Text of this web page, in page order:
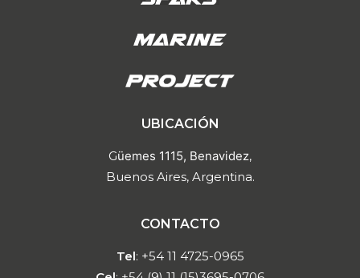
UBICACIÓN
Güemes 1115, Benavidez,
Buenos Aires, Argentina.
CONTACTO
Tel: +54 11 4725-0965